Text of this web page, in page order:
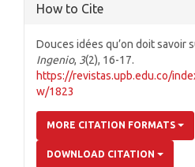
How to Cite
Douces idées qu’on doit savoir
Ingenio, 3(2), 16-17.
https://revistas.upb.edu.co/
w/1823
MORE CITATION FORMATS
DOWNLOAD CITATION